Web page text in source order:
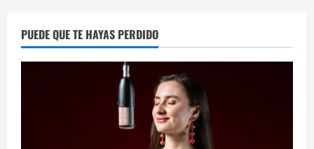
Los
protagonistas
la
PUEDE QUE TE HAYAS PERDIDO